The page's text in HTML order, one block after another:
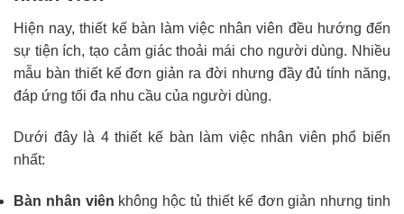
Hiện nay, thiết kế bàn làm việc nhân viên đều hướng đến
sự tiện ích, tạo cảm giác thoải mái cho người dùng. Nhiều
mẫu bàn thiết kế đơn giản ra đời nhưng đầy đủ tính năng,
đáp ứng tối đa nhu cầu của người dùng.
Dưới đây là 4 thiết kế bàn làm việc nhân viên phổ biến
nhất:
Bàn nhân viên không hộc tủ thiết kế đơn giản nhưng tinh